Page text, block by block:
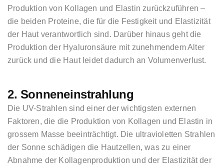
Produktion von Kollagen und Elastin zurückzuführen ­­–
die beiden Proteine, die für die Festigkeit und Elastizität
der Haut verantwortlich sind. Darüber hinaus geht die
Produktion der Hyaluronsäure mit zunehmendem Alter
zurück und die Haut leidet dadurch an Volumenverlust.
2. Sonneneinstrahlung
Die UV-Strahlen sind einer der wichtigsten externen
Faktoren, die die Produktion von Kollagen und Elastin in
grossem Masse beeinträchtigt. Die ultravioletten Strahlen
der Sonne schädigen die Hautzellen, was zu einer
Abnahme der Kollagenproduktion und der Elastizität der